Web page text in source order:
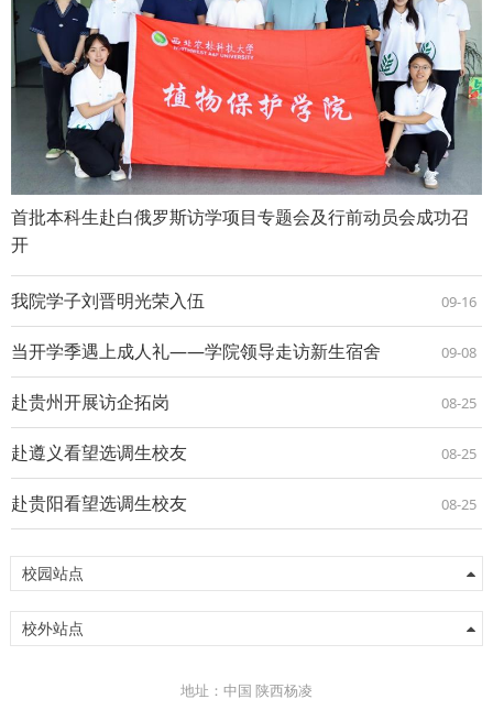
首批本科生赴白俄罗斯访学项目专题会及行前动员会成功召
开
我院学子刘晋明光荣入伍 09-16
当开学季遇上成人礼——学院领导走访新生宿舍 09-08
赴贵州开展访企拓岗 08-25
赴遵义看望选调生校友 08-25
赴贵阳看望选调生校友 08-25
校园站点
校外站点
地址：中国 陕西杨凌